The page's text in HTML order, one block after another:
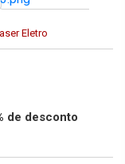
Eletro
de desconto